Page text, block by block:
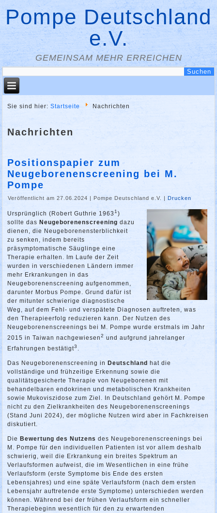
Pompe Deutschland
e.V.
GEMEINSAM MEHR ERREICHEN
Sie sind hier:Startseite Nachrichten
Nachrichten
Positionspapier zum
Neugeborenenscreening bei M.
Pompe
Veröffentlicht am 27.06.2024 | Pompe Deutschland e.V. |Drucken
Ursprünglich (Robert Guthrie 19631)
sollte dasNeugeborenenscreening dazu
dienen, die Neugeborenensterblichkeit
zu senken, indem bereits
präsymptomatische Säuglinge eine
Therapie erhalten. Im Laufe der Zeit
wurden in verschiedenen Ländern immer
mehr Erkrankungen in das
Neugeborenenscreening aufgenommen,
darunter Morbus Pompe. Grund dafür ist
der mitunter schwierige diagnostische
Weg, auf dem Fehl- und verspätete Diagnosen auftreten, was
den Therapieerfolg reduzieren kann. Der Nutzen des
Neugeborenenscreenings bei M. Pompe wurde erstmals im Jahr
2015 in Taiwan nachgewiesen2 und aufgrund jahrelanger
Erfahrungen bestätigt3
Das Neugeborenenscreening inDeutschland hat die
vollständige und frühzeitige Erkennung sowie die
qualitätsgesicherte Therapie von Neugeborenen mit
behandelbaren endokrinen und metabolischen Krankheiten
sowie Mukoviszidose zum Ziel. In Deutschland gehört M. Pompe
nicht zu den Zielkrankheiten des Neugeborenenscreenings
(Stand Juni 2024), der mögliche Nutzen wird aber in Fachkreisen
diskutiert.
DieBewertung des Nutzens des Neugeborenenscreenings bei
M. Pompe für den individuellen Patienten ist vor allem deshalb
schwierig, weil die Erkrankung ein breites Spektrum an
Verlaufsformen aufweist, die im Wesentlichen in eine frühe
Verlaufsform (erste Symptome bis Ende des ersten
Lebensjahres) und eine späte Verlaufsform (nach dem ersten
Lebensjahr auftretende erste Symptome) unterschieden werden
können. Während bei der frühen Verlaufsform ein schneller
Therapiebeginn wesentlich für den zu erwartenden